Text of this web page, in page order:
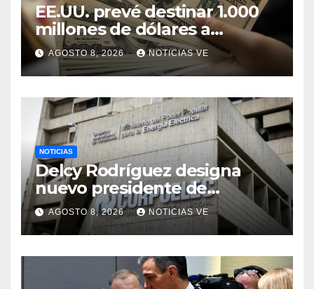
EE.UU. prevé destinar 1.000
millones de dólares a
Colombia para un paquete
de seguridad
AGOSTO 8, 2026 NOTICIAS VE
NOTICIAS
Delcy Rodríguez designa
nuevo presidente de
Corpoelec y nuevo
viceministro de Servicios
Eléctricos
AGOSTO 8, 2026 NOTICIAS VE